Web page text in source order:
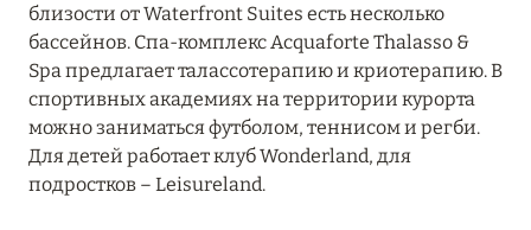
КОСТА РЭЙ 0
ОЛБИЯ
близости от Waterfront Suites есть несколько
бассейнов. Спа-комплекс Acquaforte Thalasso &
Spa предлагает талассотерапию и криотерапию. В
спортивных академиях на территории курорта
можно заниматься футболом, теннисом и регби.
Для детей работает клуб Wonderland, для
подростков – Leisureland.